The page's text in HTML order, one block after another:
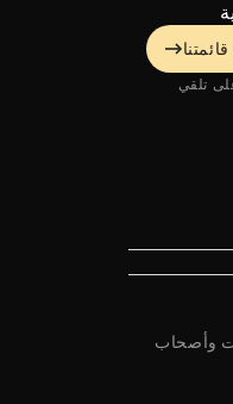
تلقي
وأصحاب